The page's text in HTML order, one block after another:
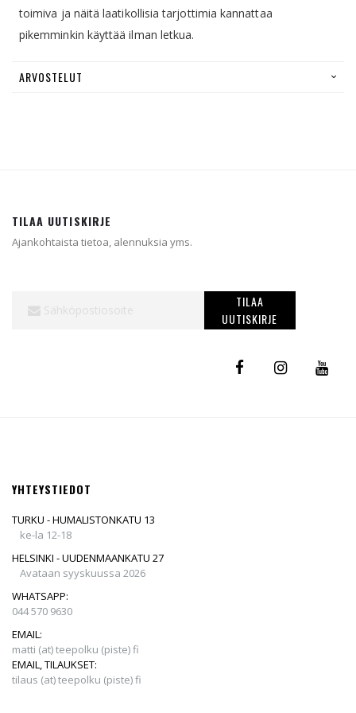
toimiva ja näitä laatikollisia tarjottimia kannattaa
pikemminkin käyttää ilman letkua.
ARVOSTELUT
TILAA UUTISKIRJE
Ajankohtaista tietoa, alennuksia yms.
TILAA
UUTISKIRJE
YHTEYSTIEDOT
TURKU - HUMALISTONKATU 13
ke-la 12-18
HELSINKI - UUDENMAANKATU 27
Avataan syyskuussa 2026
WHATSAPP:
044 570 9630
EMAIL:
matti (at) teepolku (piste) fi
EMAIL, TILAUKSET:
tilaus (at) teepolku (piste) fi